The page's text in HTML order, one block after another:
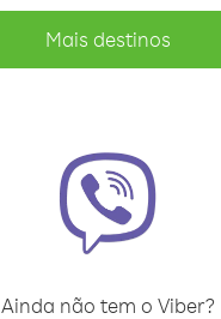
Mais destinos
Ainda não tem o Viber?